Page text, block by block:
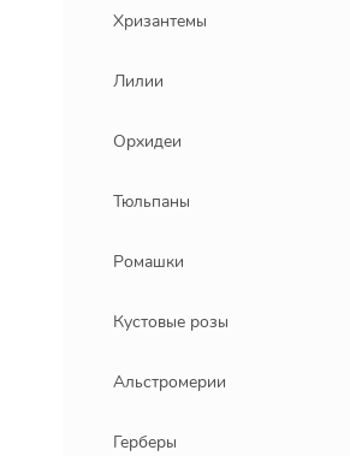
Хризантемы
Лилии
Орхидеи
Тюльпаны
Ромашки
Кустовые розы
Альстромерии
Герберы